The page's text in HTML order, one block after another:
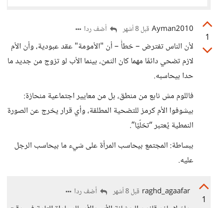
1
Ayman2010 قبل 8 أشهر أضف ردا
لأن الناس تفترض – خطأً – أن "الأمومة" عقد عبودية، وأن الأم
لازم تضحي دائمًا مهما كان الثمن، بينما الأب لو تزوج من جديد ما
حدا بيحاسبه.
فاللوم مش نابع من منطق، بل من معايير اجتماعية منحازة:
بيشوفوا الأم كرمز للتضحية المطلقة، وأي قرار يخرج عن الصورة
النمطية يُعتبر “تخلّيًا”.
ببساطة: المجتمع بيحاسب المرأة على شيء ما بيحاسب الرجل
عليه.
1
raghd_agaafar قبل 8 أشهر أضف ردا